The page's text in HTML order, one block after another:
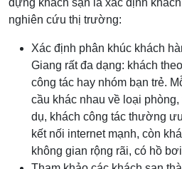
dựng khách sạn là xác định
nghiên cứu thị trường:
Xác định phân khúc khách
Giang rất đa dạng: khách
công tác hay nhóm bạn trẻ.
cầu khác nhau về loại
dụ, khách công tác thường
kết nối internet mạnh, còn
không gian rộng rãi, có hồ